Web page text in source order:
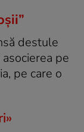
destule
pe
pe care o